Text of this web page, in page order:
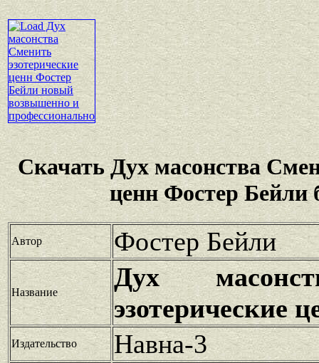
Скачать Дух масонства
ценн Фостер Бейли
Автор Фостер Бейли
Название
Дух
эзотерические
Издательство Навна-3